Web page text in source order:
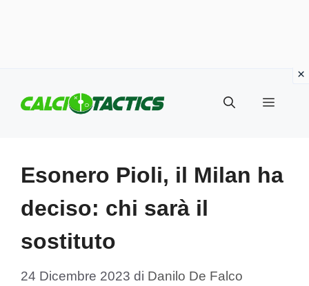
Menu
Esonero Pioli, il Milan ha
deciso: chi sarà il
sostituto
24 Dicembre 2023 di Danilo De Falco